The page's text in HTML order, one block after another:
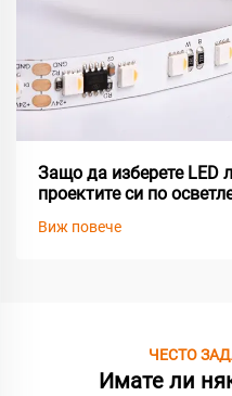
Защо да изберете LED
проектите си по
Виж повече
ЧЕСТО
Имате ли